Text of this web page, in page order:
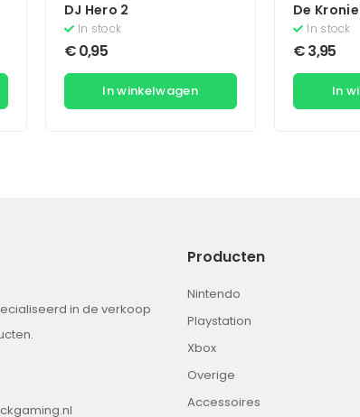
DJ Hero 2
In stock
€0,95
In winkelwagen
De
PrinsIn stock
€3,95
In
in de verkoop
Producten
Nintendo
Playstation
Xbox
Overige
Accessoires